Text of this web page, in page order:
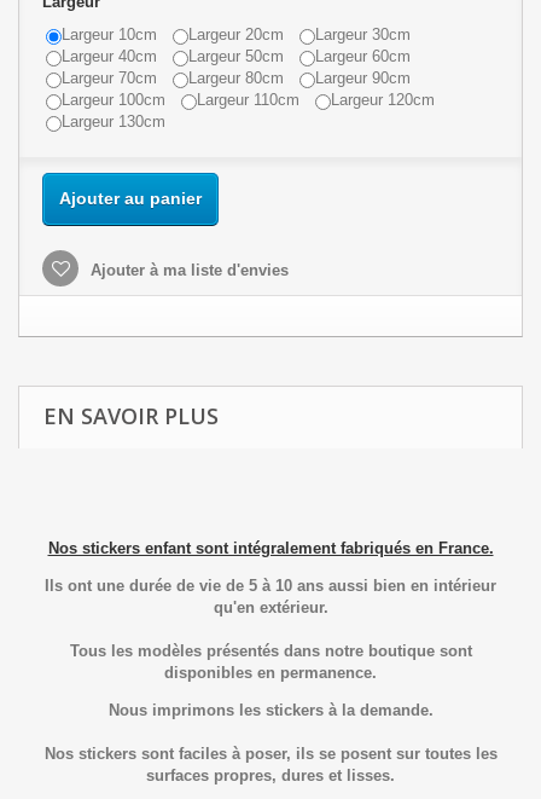
Largeur 10cm
Largeur 20cm
Largeur 30cm
Largeur 40cm
Largeur 50cm
Largeur 60cm
Largeur 70cm
Largeur 80cm
Largeur 90cm
Largeur 100cm
Largeur 110cm
Largeur 120cm
Largeur 130cm
Ajouter au panier
Ajouter à ma liste d'envies
EN SAVOIR PLUS
Nos stickers enfant sont intégralement fabriqués en France.
Ils ont une durée de vie de 5 à 10 ans aussi bien en intérieur
qu'en extérieur.
Tous les modèles présentés dans notre boutique sont
disponibles en permanence.
Nous imprimons les stickers à la demande.
Nos stickers sont faciles à poser, ils se posent sur toutes les
surfaces propres, dures et lisses.